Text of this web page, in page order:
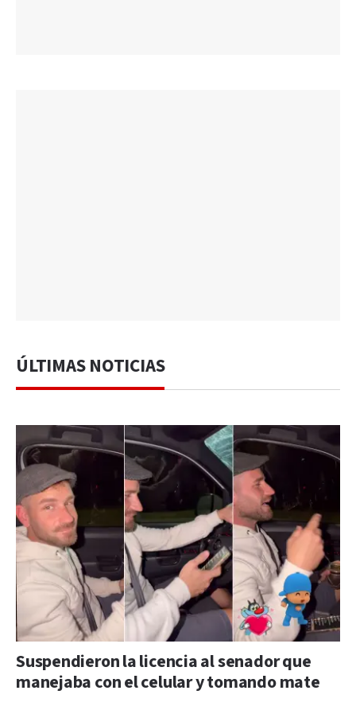
ÚLTIMAS NOTICIAS
Suspendieron la licencia al senador que
manejaba con el celular y tomando mate